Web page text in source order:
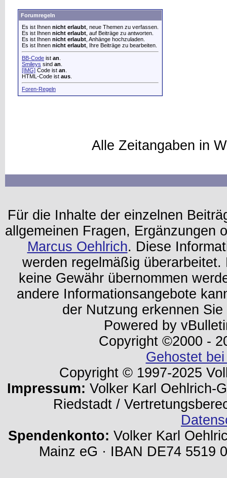
Forumregeln
Es ist Ihnen nicht erlaubt , neue Themen zu verfassen.
Es ist Ihnen nicht erlaubt , auf Beiträge zu antworten.
Es ist Ihnen nicht erlaubt , Anhänge hochzuladen.
Es ist Ihnen nicht erlaubt , Ihre Beiträge zu bearbeiten.
BB-Code ist an
Smileys sind an
[IMG] Code ist an
HTML-Code ist aus
Foren-Regeln
Alle Zeitangaben in
Für die Inhalte der einzelnen
allgemeinen Fragen, Ergänzungen
Marcus Oehlrich. Diese
werden regelmäßig
keine Gewähr übernommen
andere Informationsangebote
der Nutzung erkennen
Powered by
Copyright ©2000 -
Gehostet
Copyright © 1997-2025
Impressum: Volker Karl Oehlrich-
Riedstadt /
Spendenkonto: Volker Karl
Mainz eG · IBAN DE74 5519